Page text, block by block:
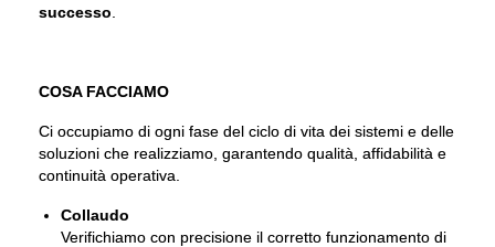
successo
COSA FACCIAMO
Ci occupiamo di ogni fase del ciclo di vita dei sistemi e delle
soluzioni che realizziamo, garantendo qualità, affidabilità e
continuità operativa.
Collaudo
Verifichiamo con precisione il corretto funzionamento di